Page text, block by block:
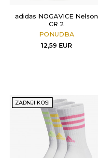
adidas NOGAVICE Nelson
CR 2
PONUDBA
12,59 EUR
ZADNJI KOSI